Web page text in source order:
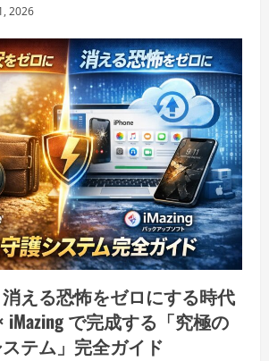
2026
える恐怖をゼロにする時代
iMazing で完成する「究極の
テム」完全ガイド